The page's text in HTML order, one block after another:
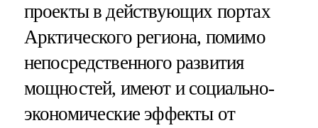
проекты в действующих портах
Арктического региона, помимо
непосредственного развития
мощностей, имеют и социально-
экономические эффекты от